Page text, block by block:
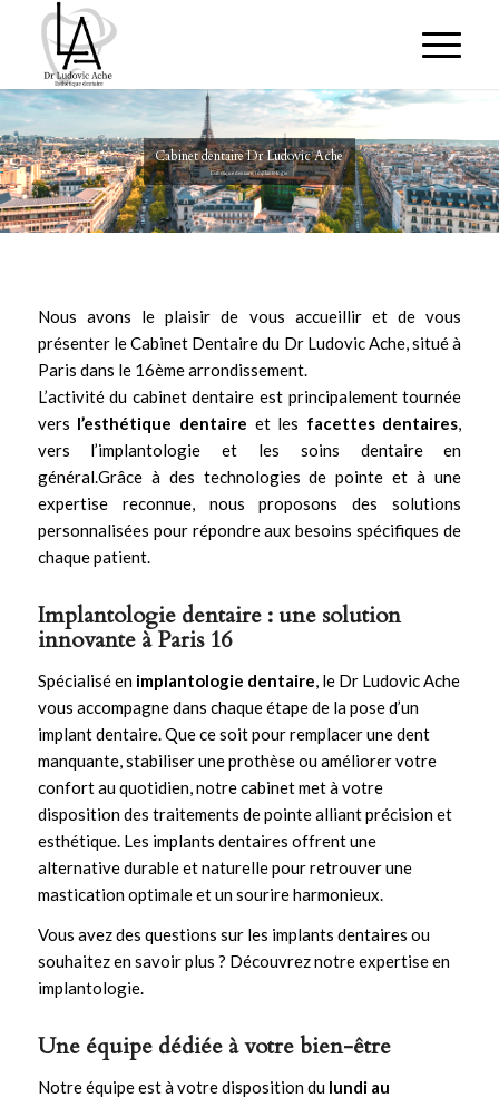
Cabinet dentaire Dr Ludovic Ache
Esthétique dentaire, Implantologie
Nous avons le plaisir de vous accueillir et de vous
présenter le Cabinet Dentaire du Dr Ludovic Ache, situé à
Paris dans le 16ème arrondissement.
L’activité du cabinet dentaire est principalement tournée
vers l’esthétique dentaire et les facettes dentaires,
vers l’implantologie et les soins dentaire en
général.Grâce à des technologies de pointe et à une
expertise reconnue, nous proposons des solutions
personnalisées pour répondre aux besoins spécifiques de
chaque patient.
Implantologie dentaire : une solution
innovante à Paris 16
Spécialisé en implantologie dentaire , le Dr Ludovic Ache
vous accompagne dans chaque étape de la pose d’un
implant dentaire. Que ce soit pour remplacer une dent
manquante, stabiliser une prothèse ou améliorer votre
confort au quotidien, notre cabinet met à votre
disposition des traitements de pointe alliant précision et
esthétique. Les implants dentaires offrent une
alternative durable et naturelle pour retrouver une
mastication optimale et un sourire harmonieux.
Vous avez des questions sur les implants dentaires ou
souhaitez en savoir plus ? Découvrez notre expertise en
implantologie.
Une équipe dédiée à votre bien-être
Notre équipe est à votre disposition du lundi au